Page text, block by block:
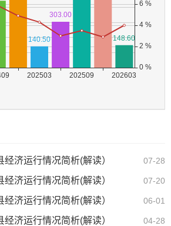
济运行情况简析(解读） 07-28
济运行情况简析(解读） 07-20
济运行情况简析(解读） 06-01
济运行情况简析(解读） 04-28